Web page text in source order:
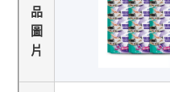
品
圖
片